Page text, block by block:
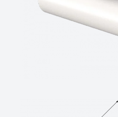
SDR-Klasse …..,
(Hersteller: STAR
Abzweig reduziert